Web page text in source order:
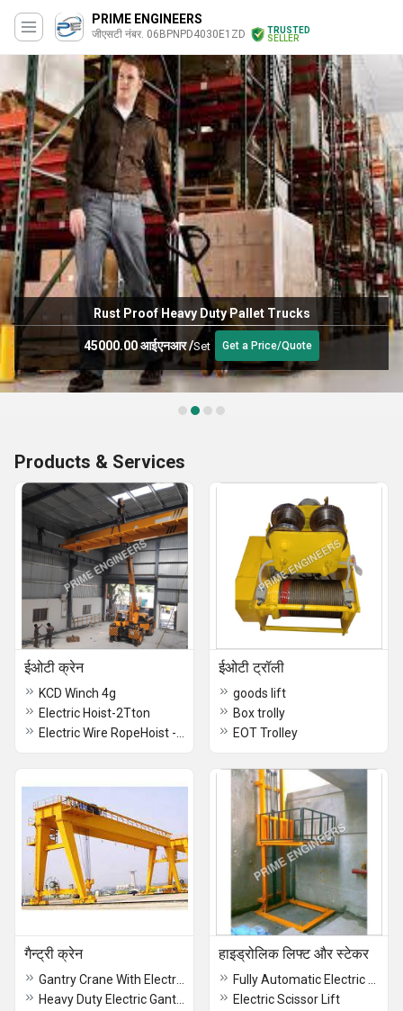
PRIME ENGINEERS
जीएसटी नंबर. 06BPNPD4030E1ZD
TRUSTED
SELLER
Rust Proof Heavy Duty Pallet Trucks
45000.00 आईएनआर/Set Get a Price/Quote
Products & Services
ईओटी क्रेन
KCD Winch 4g
Electric Hoist-2Tton
ईओटी ट्रॉली
goods lift
Box trolly
EOT Trolley
गैन्ट्री क्रेन हाइड्रोलिक लिफ्ट और स्टेकर
Electric Scissor Lift